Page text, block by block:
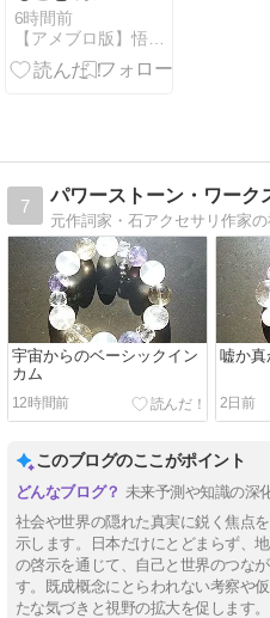
から解放され
欲求や煩悩を
受け容れて
6時間前
【アメブロ版】悟りの書 〜左脳系スピリチュアルのススメ〜
7
パワーストーン・ワーク
宇宙からのベーシックイン
カム
12時間前
嘘か真
2日前
このブログのここがポイント
未来予測や知識の深
社会や世界の隠れた真実に鋭く焦点
示します。日本だけにとどまらず、
の啓示を通じて、自己と世界のつな
す。既成概念にとらわれない考察や
たな気づきと視野の拡大を促します。